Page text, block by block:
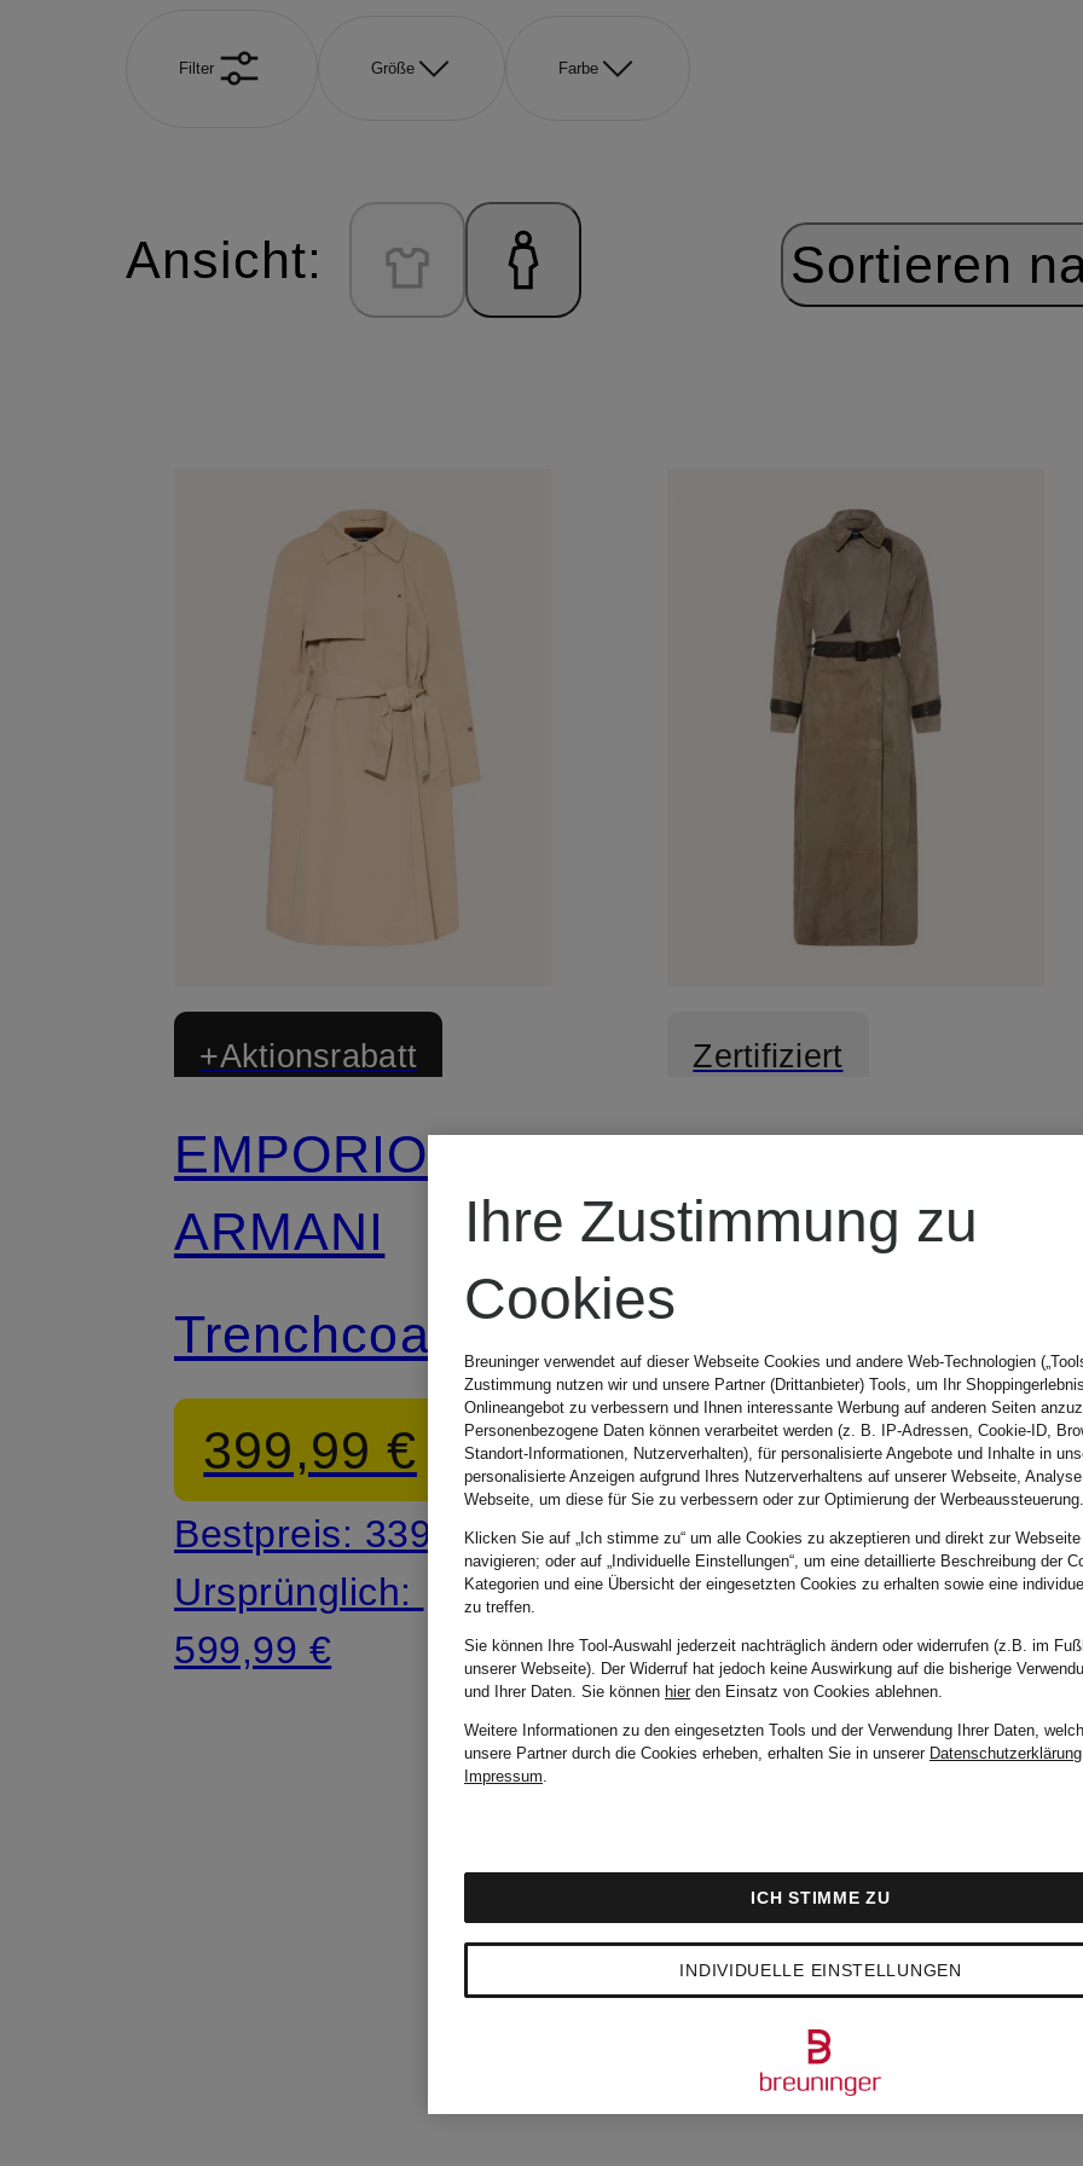
Filter Größe Farbe
Ansicht: Sortieren
+Aktionsrabatt
EMPORIO
ARMANI
Trenchcoat
399,99 €
Bestpreis: 339,99 €
Ursprünglich:
599,99 €
Zertifiziert
EMPORIO
ARMANI
Trenchcoat aus
Leder
2.499,99 €
Ihre Zustimmung zu
Cookies
Breuninger verwendet auf dieser Webseite Cookies und andere Web-Technologien
Zustimmung nutzen wir und unsere Partner (Drittanbieter) Tools, um Ihr
Onlineangebot zu verbessern und Ihnen interessante Werbung auf anderen Seiten
Personenbezogene Daten können verarbeitet werden (z. B. IP-Adressen, Cookie-ID,
Standort-Informationen, Nutzerverhalten), für personalisierte Angebote und Inhalte in
personalisierte Anzeigen aufgrund Ihres Nutzerverhaltens auf unserer Webseite,
Webseite, um diese für Sie zu verbessern oder zur Optimierung der Werbeaussteuerung.
Klicken Sie auf „Ich stimme zu“ um alle Cookies zu akzeptieren und direkt zur
navigieren; oder auf „Individuelle Einstellungen“, um eine detaillierte Beschreibung der
Kategorien und eine Übersicht der eingesetzten Cookies zu erhalten sowie eine
zu treffen.
Sie können Ihre Tool-Auswahl jederzeit nachträglich ändern oder widerrufen (z.B. im
unserer Webseite). Der Widerruf hat jedoch keine Auswirkung auf die bisherige
und Ihrer Daten. Sie können hierden Einsatz von Cookies ablehnen.
Weitere Informationen zu den eingesetzten Tools und der Verwendung Ihrer Daten,
unsere Partner durch die Cookies erheben, erhalten Sie in unserer Datenschutzerklärung
Impressum.
INDIVIDUELLE EINSTELLUNGEN
ICH STIMME ZU